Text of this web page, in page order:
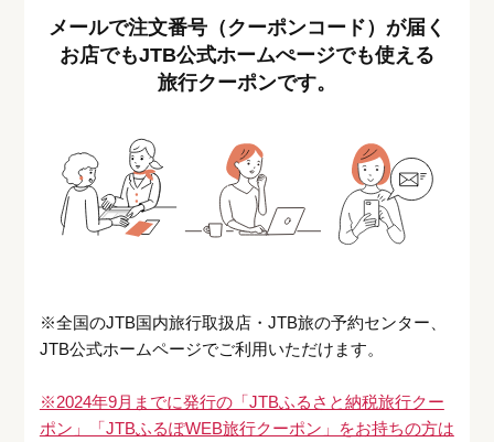
メールで注文番号（クーポンコード）が届く
お店でもJTB公式ホームぺージでも使える
旅行クーポンです。
※全国のJTB国内旅行取扱店・JTB旅の予約センター、
JTB公式ホームページでご利用いただけます。
※2024年9月までに発行の「JTBふるさと納税旅行クー
ポン」「JTBふるぽWEB旅行クーポン」をお持ちの方は